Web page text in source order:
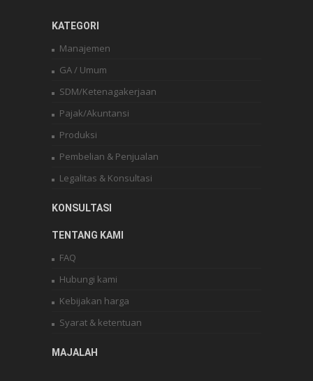
KATEGORI
Manajemen
GA / Umum
SDM/Ketenagakerjaan
Pajak/Akuntansi
Produksi
Pembelian & Penjualan
Legalitas & Konsultasi
KONSULTASI
TENTANG KAMI
FAQ
Hubungi kami
Kebijakan harga
Syarat & ketentuan
MAJALAH